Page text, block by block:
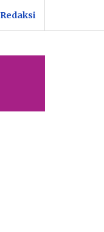
Redaksi